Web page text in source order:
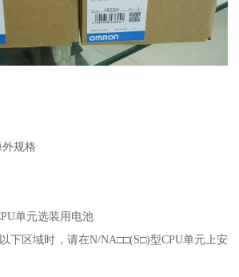
规格
单元选装用电池
下区域时，请在N/NA□□(S□)型CPU单元上安